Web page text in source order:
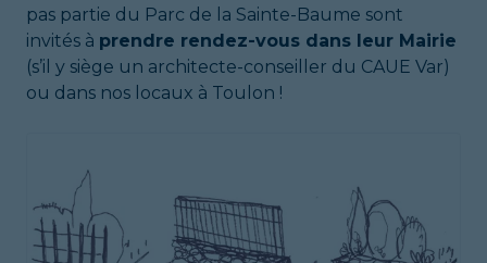
pas partie du Parc de la Sainte-Baume sont
invités à prendre rendez-vous dans leur Mairie
(s’il y siège un architecte-conseiller du CAUE Var)
ou dans nos locaux à Toulon !